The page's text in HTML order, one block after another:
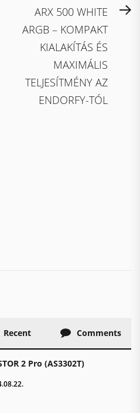
ARX 500 WHITE
ARGB – KOMPAKT
KIALAKÍTÁS ÉS
MAXIMÁLIS
TELJESÍTMÉNY AZ
ENDORFY-TÓL
Recent Comments
2 Pro (AS3302T)